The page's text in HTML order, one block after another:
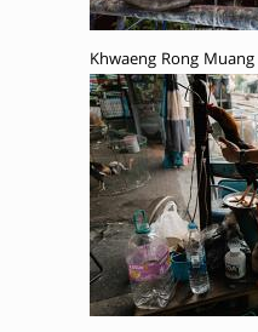
Khwaeng Rong Muang